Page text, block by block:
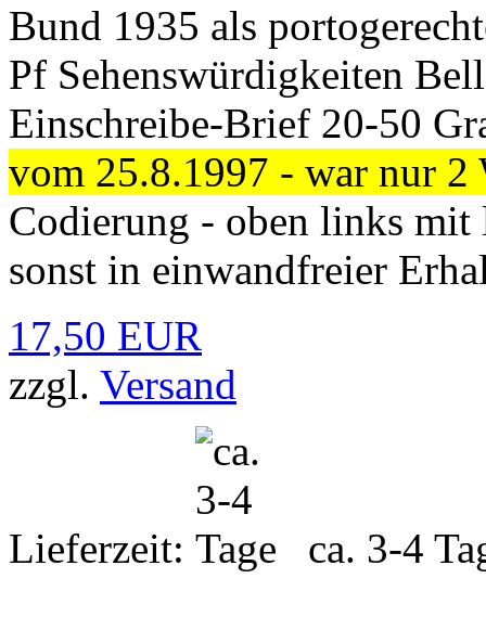
Bund 1935 als
Pf Sehenswürdigkeiten
Einschreibe-Brief 20-50
vom 25.8.1997 - war nur
Codierung - oben links
sonst in einwandfreier
17,50 EUR
zzgl. Versand
Lieferzeit: ca. 3-4